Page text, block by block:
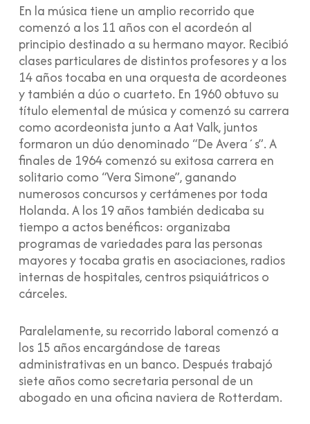
En la música tiene un amplio recorrido que
comenzó a los 11 años con el acordeón al
principio destinado a su hermano mayor. Recibió
clases particulares de distintos profesores y a los
14 años tocaba en una orquesta de acordeones
y también a dúo o cuarteto. En 1960 obtuvo su
título elemental de música y comenzó su carrera
como acordeonista junto a Aat Valk, juntos
formaron un dúo denominado “De Avera´s”. A
finales de 1964 comenzó su exitosa carrera en
solitario como “Vera Simone”, ganando
numerosos concursos y certámenes por toda
Holanda. A los 19 años también dedicaba su
tiempo a actos benéficos: organizaba
programas de variedades para las personas
mayores y tocaba gratis en asociaciones, radios
internas de hospitales, centros psiquiátricos o
cárceles.
Paralelamente, su recorrido laboral comenzó a
los 15 años encargándose de tareas
administrativas en un banco. Después trabajó
siete años como secretaria personal de un
abogado en una oficina naviera de Rotterdam.